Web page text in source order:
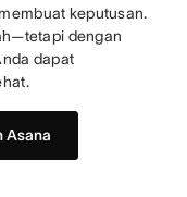
keputusan.
dengan
dapat
Asana